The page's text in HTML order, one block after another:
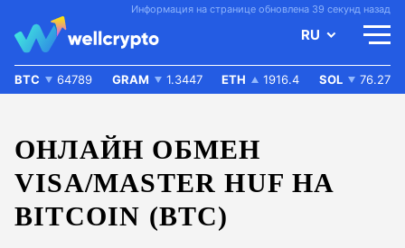
Информация на странице обновлена 39 секунд назад
RU
BTC 64789 GRAM 1.3447 ETH 1916.4 SOL 76.27
ОНЛАЙН ОБМЕН
VISA/MASTER HUF НА
BITCOIN (BTC)